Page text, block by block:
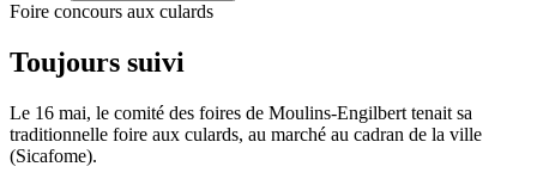
Foire concours aux culards
Toujours suivi
Le 16 mai, le comité des foires de Moulins-Engilbert tenait sa
traditionnelle foire aux culards, au marché au cadran de la ville
(Sicafome).